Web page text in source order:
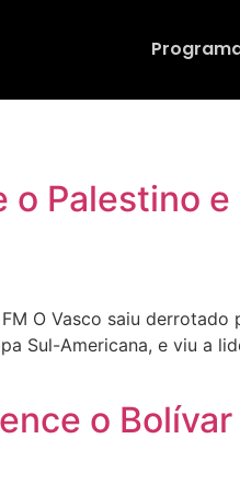
o Palestino
FM O Vasco saiu
Sul-Americana, e viu a
o